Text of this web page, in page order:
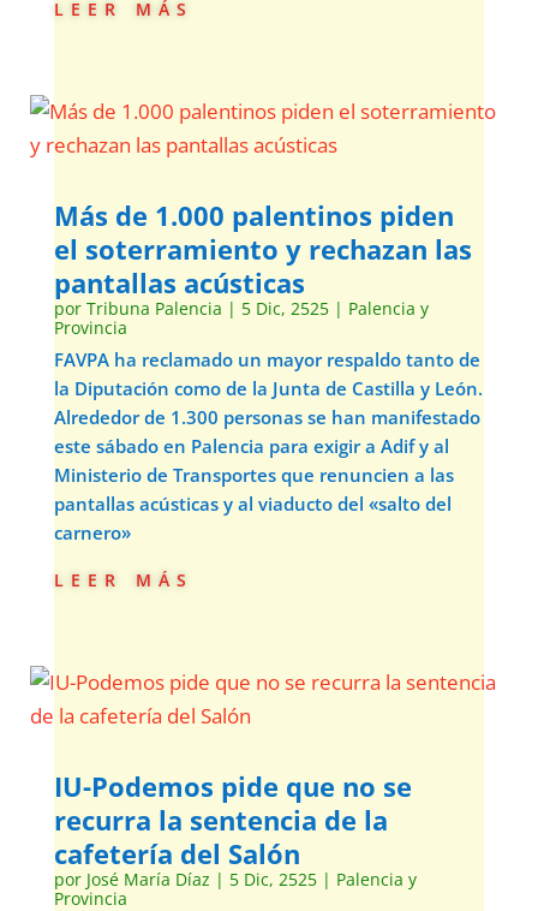
leer más
Más de 1.000 palentinos piden
el soterramiento y rechazan las
pantallas acústicas
por Tribuna Palencia | 5 Dic, 2525| Palencia y
Provincia
FAVPA ha reclamado un mayor respaldo tanto de
la Diputación como de la Junta de Castilla y León.
Alrededor de 1.300 personas se han manifestado
este sábado en Palencia para exigir a Adif y al
Ministerio de Transportes que renuncien a las
pantallas acústicas y al viaducto del «salto del
carnero»
leer más
IU-Podemos pide que no se
recurra la sentencia de la
cafetería del Salón
por José María Díaz | 5 Dic, 2525| Palencia y
Provincia